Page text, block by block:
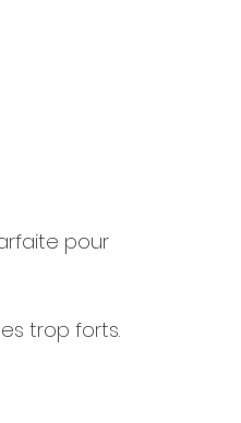
pour
trop forts.